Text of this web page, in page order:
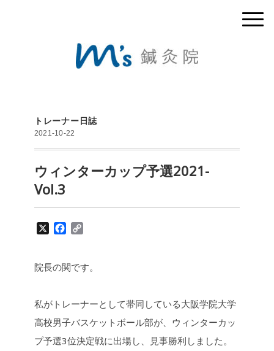
トレーナー日誌
2021-10-22
ウィンターカップ予選2021-
Vol.3
X
e
o
y
n
院長の関です。
私がトレーナーとして帯同している大阪学院大学
高校男子バスケットボール部が、ウィンターカッ
プ予選3位決定戦に出場し、見事勝利しました。